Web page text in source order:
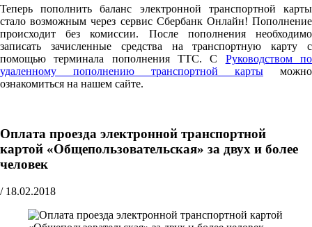
Теперь пополнить баланс электронной транспортной карты
стало возможным через сервис Сбербанк Онлайн! Пополнение
происходит без комиссии. После пополнения необходимо
записать зачисленные средства на транспортную карту с
помощью терминала пополнения ТТС. С Руководством по
удаленному пополнению транспортной карты можно
ознакомиться на нашем сайте.
Оплата проезда электронной транспортной
картой «Общепользовательская» за двух и более
человек
/ 18.02.2018